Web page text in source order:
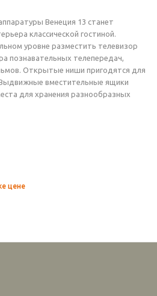
Венеция 13 станет
классической гостиной.
уровне разместить телевизор
познавательных телепередач,
Открытые ниши пригодятся для
вместительные ящики
для хранения разнообразных
цене